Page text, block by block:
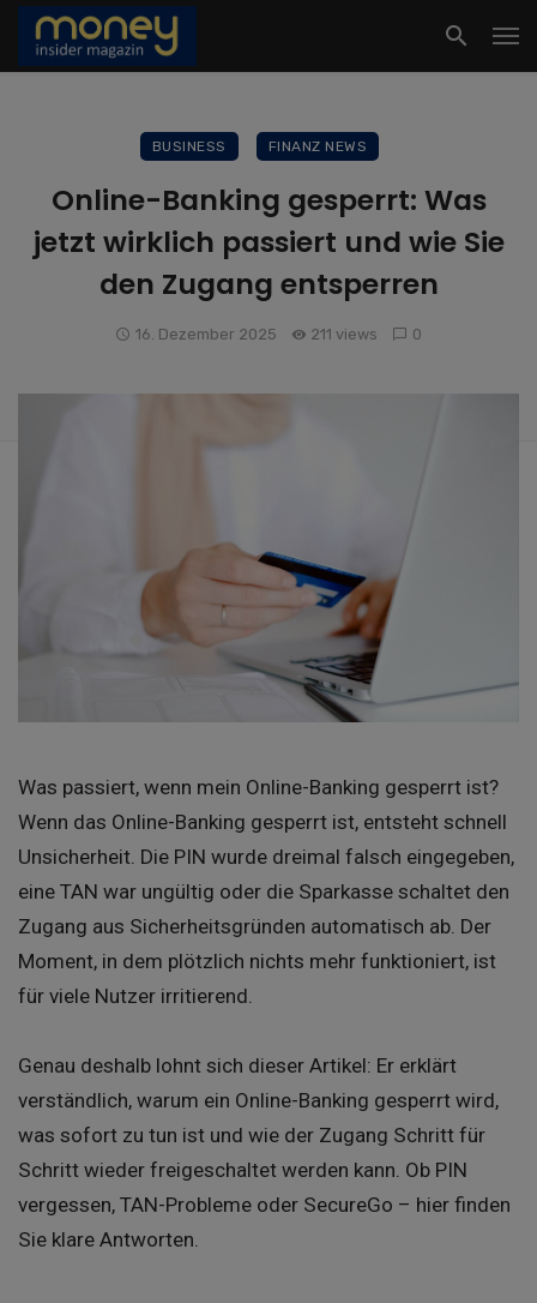
BUSINESS FINANZ NEWS
Online-Banking gesperrt: Was
jetzt wirklich passiert und wie Sie
den Zugang entsperren
16. Dezember 2025 211 views 0
Was passiert, wenn mein Online-Banking gesperrt ist?
Wenn das Online-Banking gesperrt ist, entsteht schnell
Unsicherheit. Die PIN wurde dreimal falsch eingegeben,
eine TAN war ungültig oder die Sparkasse schaltet den
Zugang aus Sicherheitsgründen automatisch ab. Der
Moment, in dem plötzlich nichts mehr funktioniert, ist
für viele Nutzer irritierend.
Genau deshalb lohnt sich dieser Artikel: Er erklärt
verständlich, warum ein Online-Banking gesperrt wird,
was sofort zu tun ist und wie der Zugang Schritt für
Schritt wieder freigeschaltet werden kann. Ob PIN
vergessen, TAN-Probleme oder SecureGo – hier finden
Sie klare Antworten.